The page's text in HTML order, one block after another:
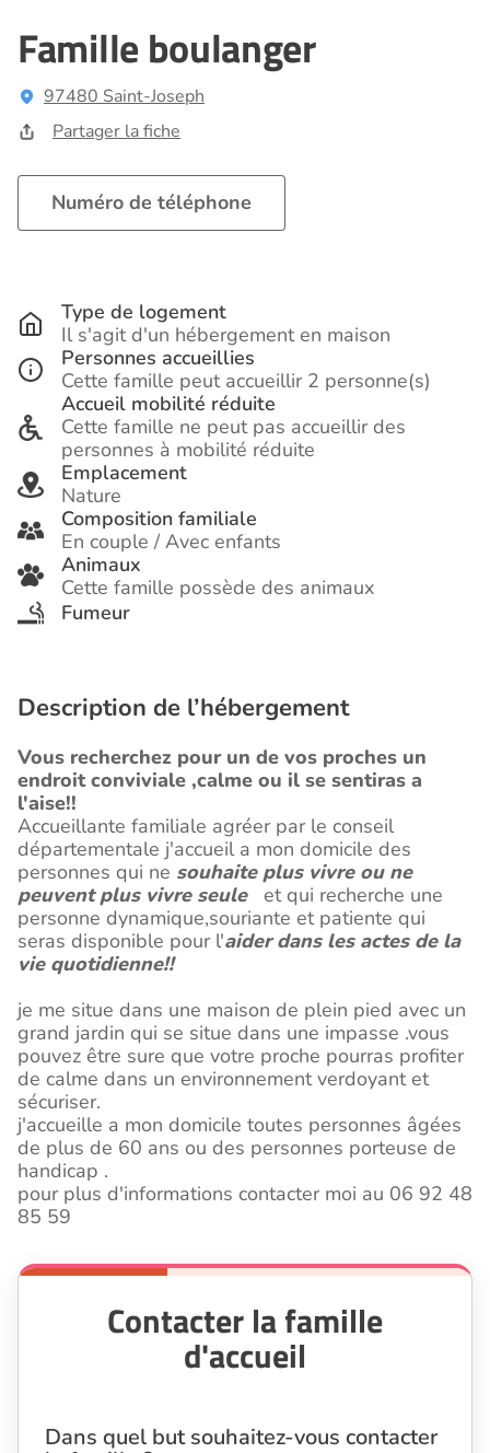
Famille boulanger
97480 Saint-Joseph
Partager la fiche
Numéro de téléphone
Type de logement
Il s'agit d'un hébergement en maison
Personnes accueillies
Cette famille peut accueillir 2 personne(s)
Accueil mobilité réduite
Cette famille ne peut pas accueillir des
personnes à mobilité réduite
Emplacement
Nature
Composition familiale
En couple / Avec enfants
Animaux
Cette famille possède des animaux
Fumeur
Description de l’hébergement
Vous recherchez pour un de vos proches un
endroit conviviale ,calme ou il se sentiras a
l'aise!!
Accueillante familiale agréer par le conseil
départementale j'accueil a mon domicile des
personnes qui ne souhaite plus vivre ou ne
peuvent plus vivre seule
et qui recherche une
personne dynamique,souriante et patiente qui
seras disponible pour l'aider dans les actes de la
vie quotidienne!!
je me situe dans une maison de plein pied avec un
grand jardin qui se situe dans une impasse .vous
pouvez être sure que votre proche pourras profiter
de calme dans un environnement verdoyant et
sécuriser.
j'accueille a mon domicile toutes personnes âgées
de plus de 60 ans ou des personnes porteuse de
handicap .
pour plus d'informations contacter moi au 06 92 48
85 59
Contacter la famille
d'accueil
Dans quel but souhaitez-vous contacter